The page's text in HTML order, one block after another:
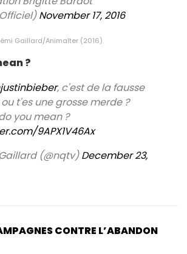
November 17, 2016
Gaillard/Animalter (2016)
?
, c'est de la fausse
t'es une grosse merde ?
you mean ?
9APX1V46Ax
(@nqtv)December 23,
CONTRE L’ABANDON